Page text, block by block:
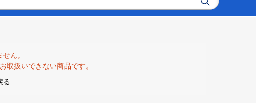
ん。
取扱いできない商品です。
る